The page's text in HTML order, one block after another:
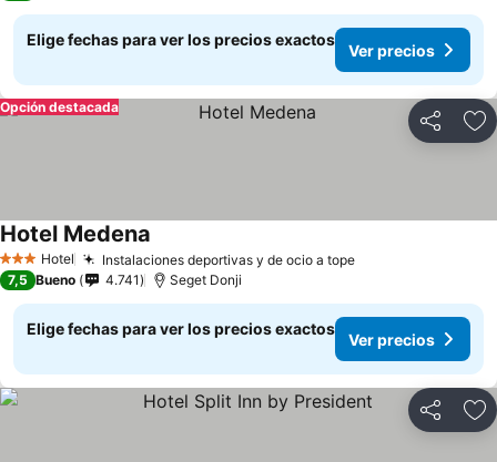
Elige fechas para ver los precios exactos
Ver precios
Compartir
Opción destacada
3 Estrellas
Hotel Instalaciones deportivas y de ocio a tope
Hotel Medena
7,5 Bueno 4.741 Seget Donji
Elige fechas para ver los precios exactos
Ver precios
Compartir